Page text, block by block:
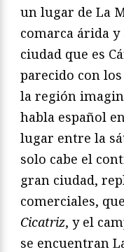
un lugar de La
comarca árida
ciudad que es
parecido con
la región
habla español
lugar entre la
solo cabe el
gran ciudad,
comerciales,
Cicatriz, y el
se encuentran